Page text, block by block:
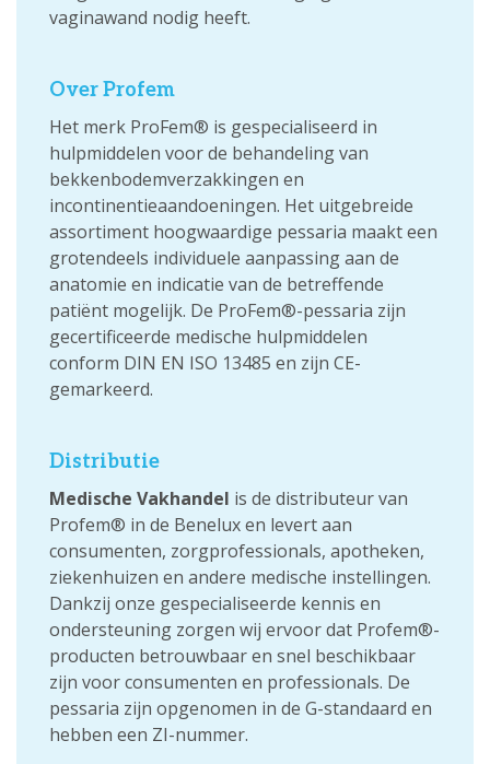
vaginawand nodig heeft.
Over Profem
Het merk ProFem® is gespecialiseerd in
hulpmiddelen voor de behandeling van
bekkenbodemverzakkingen en
incontinentieaandoeningen. Het uitgebreide
assortiment hoogwaardige pessaria maakt een
grotendeels individuele aanpassing aan de
anatomie en indicatie van de betreffende
patiënt mogelijk. De ProFem®-pessaria zijn
gecertificeerde medische hulpmiddelen
conform DIN EN ISO 13485 en zijn CE-
gemarkeerd.
Distributie
Medische Vakhandel is de distributeur van
Profem® in de Benelux en levert aan
consumenten, zorgprofessionals, apotheken,
ziekenhuizen en andere medische instellingen.
Dankzij onze gespecialiseerde kennis en
ondersteuning zorgen wij ervoor dat Profem®-
producten betrouwbaar en snel beschikbaar
zijn voor consumenten en professionals. De
pessaria zijn opgenomen in de G-standaard en
hebben een ZI-nummer.